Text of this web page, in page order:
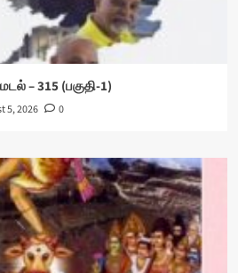
– 315 (பகுதி-1)
5, 2026 0